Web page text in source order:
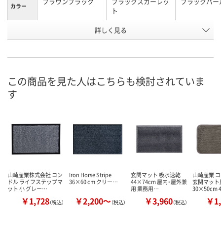
カラー
ト
E692403 E692426
8月11日（火）
詳しく見る
この商品を見た人はこちらも検討されていま
す
山崎産業株式会社 コン
ドル ライフステップマ
ット 小 グレー…
￥1,728（税込）
Iron Horse Stripe
36×60 cm クリー…
￥2,200～（税込）
玄関マット 吸水速乾
44×74cm 屋内・屋外兼
用 業務用…
￥3,960（税込）
山崎産業
玄関マッ
30×50cm
￥